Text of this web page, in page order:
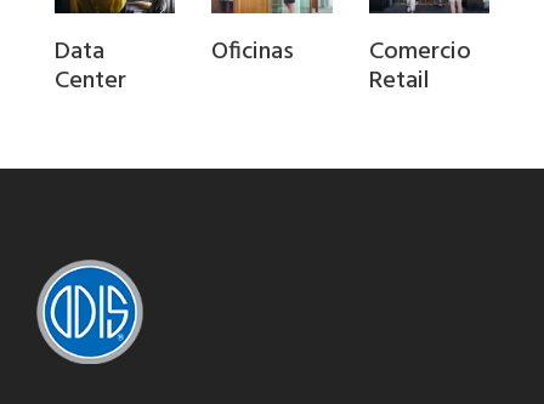
Data
Center
Oficinas Comercio
Retail